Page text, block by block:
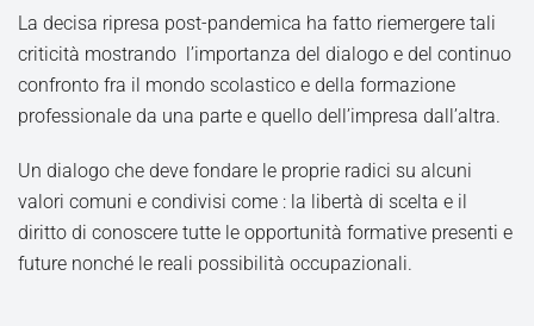
La decisa ripresa post-pandemica ha fatto riemergere tali
criticità mostrando l’importanza del dialogo e del continuo
confronto fra il mondo scolastico e della formazione
professionale da una parte e quello dell’impresa dall’altra.
Un dialogo che deve fondare le proprie radici su alcuni
valori comuni e condivisi come : la libertà di scelta e il
diritto di conoscere tutte le opportunità formative presenti e
future nonché le reali possibilità occupazionali.